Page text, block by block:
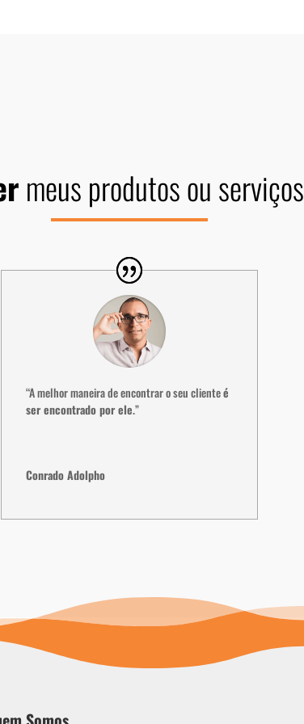
meus produtos ou serviços
“A melhor maneira de encontrar o seu clienteé
ser encontrado por ele.”
Conrado Adolpho